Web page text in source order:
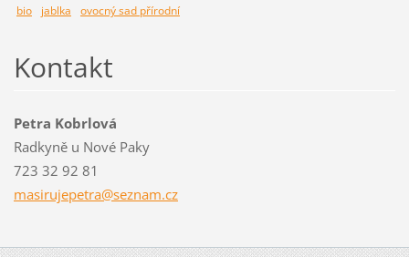
bio jablka ovocný sad přírodní
Kontakt
Petra Kobrlová
Radkyně u Nové Paky
723 32 92 81
masirujepetra@seznam.cz